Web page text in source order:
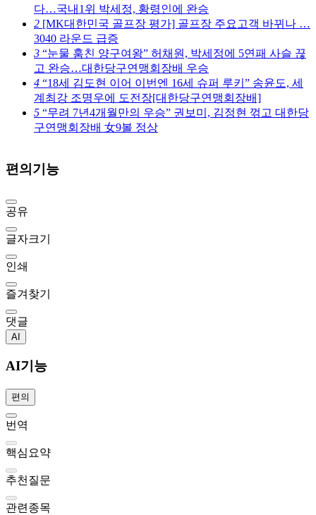
다…국내1위 박세정, 황령인에 완승
2 [MK대한민국 골프장 평가] 골프장 주요고객 바뀌나 …
3040 라운드 급증
3 “눈물 훔친 양구여왕” 허채원, 박세정에 5연패 사슬 끊
고 완승…대한당구연맹회장배 우승
4 “18세 김도현 이어 이번엔 16세 슈퍼 루키” 송윤도, 세
계최강 조명우에 도전장[대한당구연맹회장배]
5 “무려 7년4개월만의 우승” 권보미, 김정현 꺾고 대한당
구연맹회장배 女9볼 정상
편의기능
공유
글자크기
인쇄
즐겨찾기
댓글
AI
AI기능
편의
번역
핵심요약
추천질문
관련종목